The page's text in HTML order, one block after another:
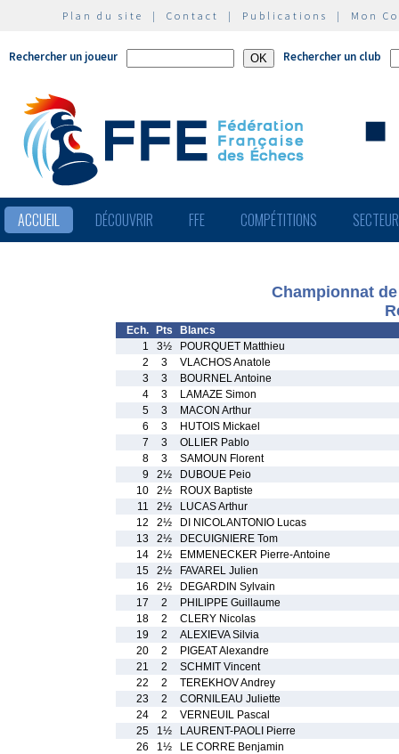
Plan du site | Contact | Publications | Mon
Rechercher un joueur Rechercher un club
ACCUEIL DÉCOUVRIR FFE COMPÉTITIONS
Championnat
Ech. Pts
Blancs
1
3½
POURQUET Matthieu
2
3
VLACHOS Anatole
3
3
BOURNEL Antoine
4
3
LAMAZE Simon
5
3
MACON Arthur
6
3
HUTOIS Mickael
7
3
OLLIER Pablo
8
3
SAMOUN Florent
9
2½
DUBOUE Peio
10
2½
ROUX Baptiste
11
2½
LUCAS Arthur
12
2½
DI NICOLANTONIO Lucas
13
2½
DECUIGNIERE Tom
14
2½
EMMENECKER Pierre-Antoine
15
2½
FAVAREL Julien
16
2½
DEGARDIN Sylvain
17
2
PHILIPPE Guillaume
18
2
CLERY Nicolas
19
2
ALEXIEVA Silvia
20
2
PIGEAT Alexandre
21
2
SCHMIT Vincent
22
2
TEREKHOV Andrey
23
2
CORNILEAU Juliette
24
2
VERNEUIL Pascal
25
1½
LAURENT-PAOLI Pierre
26
1½
LE CORRE Benjamin